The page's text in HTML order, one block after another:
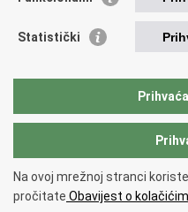
Važne poveznice
Pučka pravobraniteljica
Državna škola za javnu
Copyright © 2026 Državni
pristupačnosti.
Statistički
Na ovoj mrežnoj stranci
pročitate Obavijest o